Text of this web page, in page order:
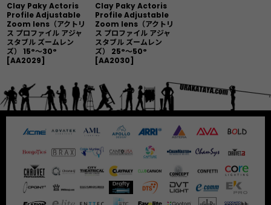
Clay Paky Actoris
Profile Adjustable
Zoom lens（アクトリ
ス プロファイル アジャ
スタブル ズームレン
ズ） 15°〜30°
[AA2029]
Clay Paky Actoris
Profile Adjustable
Zoom lens（アクトリ
ス プロファイル アジャ
スタブル ズームレン
ズ） 25°〜50°
[AA2030]